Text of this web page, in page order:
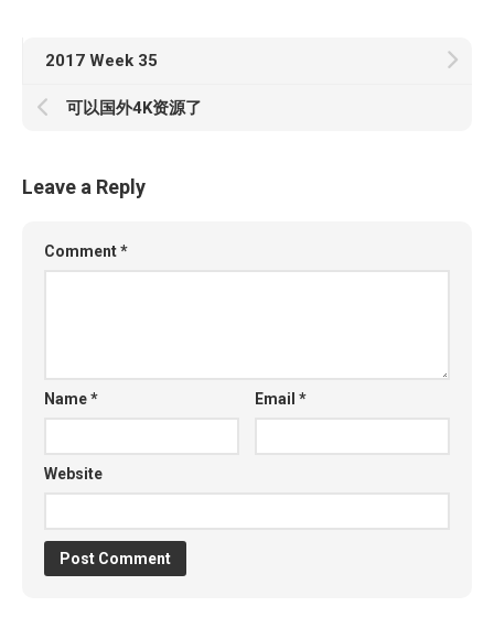
2017 Week 35
可以国外4K资源了
Leave a Reply
Comment*
Name* Email*
Website